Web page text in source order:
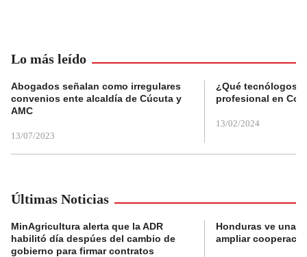
Lo más leído
Abogados señalan como irregulares
convenios ente alcaldía de Cúcuta y
AMC
13/07/2023
¿Qué tecnólogos
profesional en
13/02/2024
Últimas Noticias
MinAgricultura alerta que la ADR
habilitó día despúes del cambio de
gobierno para firmar contratos
Honduras ve una
ampliar